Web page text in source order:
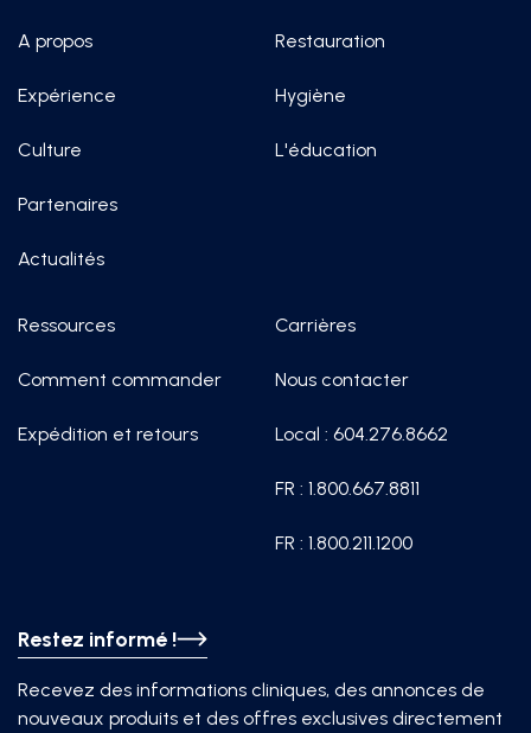
Restez informé !
Recevez des informations cliniques, des annonces de
nouveaux produits et des offres exclusives directement
A propos
Expérience
Culture
Partenaires
Actualités
Restauration
Hygiène
L'éducation
Ressources
Comment commander
Expédition et retours
Carrières
Nous contacter
Local : 604.276.8662
FR : 1.800.667.8811
FR : 1.800.211.1200